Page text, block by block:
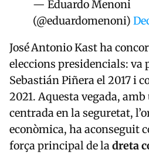
— Eduardo Menoni
(@eduardomenoni)
José Antonio Kast ha
eleccions presidencials: va
Sebastián Piñera el 2017 i
2021. Aquesta vegada,
centrada en la seguretat,
econòmica, ha aconseguit
força principal de ladreta